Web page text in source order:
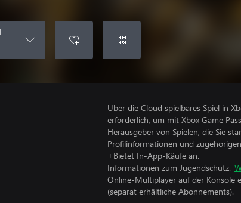
Über die Cloud spielbares Spiel in
erforderlich, um mit Xbox Game
Herausgeber von Spielen, die Sie
Profilinformationen und
+Bietet In-App-Käufe an.
Informationen zum Jugendschutz.
Online-Multiplayer auf der Konsole
(separat erhältliche Abonnements).